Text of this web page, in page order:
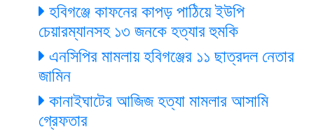
হবিগঞ্জে কাফনের কাপড় পাঠিয়ে ইউপি
চেয়ারম্যানসহ ১৩ জনকে হত্যার হুমকি
এনসিপির মামলায় হবিগঞ্জের ১১ ছাত্রদল নেতার
জামিন
কানাইঘাটের আজিজ হত্যা মামলার আসামি
গ্রেফতার